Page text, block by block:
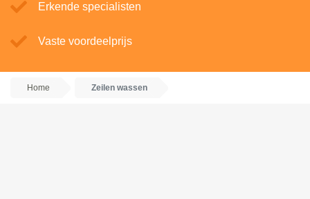
Erkende specialisten
Vaste voordeelprijs
Home Zeilen wassen